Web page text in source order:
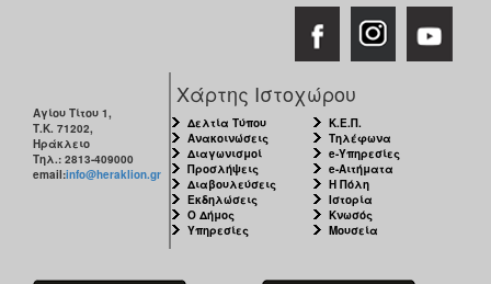
Αγίου Τίτου 1,
Τ.Κ. 71202,
Ηράκλειο
Τηλ.: 2813-409000
email:info@heraklion.gr
Χάρτης Ιστοχώρου
Δελτία Τύπου
Ανακοινώσεις
Διαγωνισμοί
Προσλήψεις
Διαβουλεύσεις
Εκδηλώσεις
Ο Δήμος
Υπηρεσίες
Κ.Ε.Π.
Τηλέφωνα
e-Υπηρεσίες
e-Αιτήματα
Η Πόλη
Ιστορία
Κνωσός
Μουσεία